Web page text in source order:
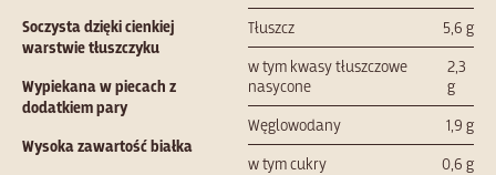
Soczysta dzięki cienkiej
warstwie tłuszczyku
Wypiekana w piecach z
dodatkiem pary
Wysoka zawartość białka
Tłuszcz
5,6 g
w tym kwasy tłuszczowe
nasycone
2,3
g
Węglowodany
1,9 g
w tym cukry
0,6 g